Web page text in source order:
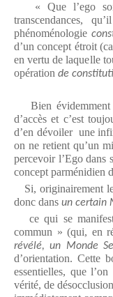
« Que l’ego soit
transcendances,
phénoménologie
d’un concept étroit
en vertu de laquelle
opération de
Bien évidemment
d’accès et c’est
d’en dévoiler une
on ne retient qu’un
percevoir l’Ego dans
concept parménidien
Si, originairement
donc dans un certain
ce qui se
commun » (qui, en
révélé, un Monde
d’orientation. Cette
essentielles, que
vérité, de